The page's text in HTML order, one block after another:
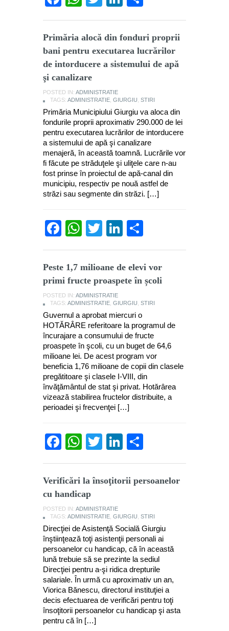
Primăria alocă din fonduri proprii
bani pentru executarea lucrărilor
de intorducere a sistemului de apă
şi canalizare
POSTED IN: ADMINISTRATIE
TAGS: ADMINISTRATIE GIURGIU STIRI
Primăria Municipiului Giurgiu va aloca din
fondurile proprii aproximativ 290.000 de lei
pentru executarea lucrărilor de intorducere
a sistemului de apă şi canalizare
menajeră, în această toamnă. Lucrările vor
fi făcute pe străduţele şi uliţele care n-au
fost prinse în proiectul de apă-canal din
municipiu, respectiv pe nouă astfel de
străzi sau segmente din străzi. […]
Facebook
WhatsApp
TwitterLinkedIn
Peste 1,7 milioane de elevi vor
primi fructe proaspete în școli
POSTED IN: ADMINISTRATIE
TAGS: ADMINISTRATIE GIURGIU STIRI
Guvernul a aprobat miercuri o
HOTĂRÂRE referitoare la programul de
încurajare a consumului de fructe
proaspete în şcoli, cu un buget de 64,6
milioane lei. De acest program vor
beneficia 1,76 milioane de copii din clasele
pregătitoare şi clasele I-VIII, din
învăţământul de stat şi privat. Hotărârea
vizează stabilirea fructelor distribuite, a
perioadei şi frecvenţei […]
Facebook
WhatsApp
TwitterLinkedIn
Verificări la însoţitorii persoanelor
cu handicap
POSTED IN: ADMINISTRATIE
TAGS: ADMINISTRATIE GIURGIU STIRI
Direcţiei de Asistenţă Socială Giurgiu
înştiinţează toţi asistenţii personali ai
persoanelor cu handicap, că în această
lună trebuie să se prezinte la sediul
Direcţiei pentru a-şi ridica drepturile
salariale. În urmă cu aproximativ un an,
Viorica Bănescu, directorul instituţiei a
decis efectuarea de verificări pentru toţi
însoţitorii persoanelor cu handicap şi asta
pentru că în […]